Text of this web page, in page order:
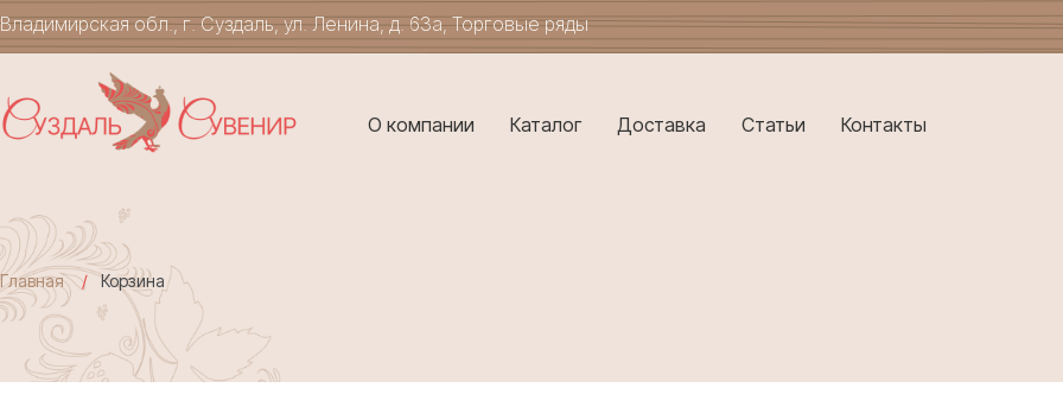
Владимирская обл., г. Суздаль, ул. Ленина, д. 63а, Торговые ряды
О компании Каталог Доставка Статьи Контакты
Главная Корзина